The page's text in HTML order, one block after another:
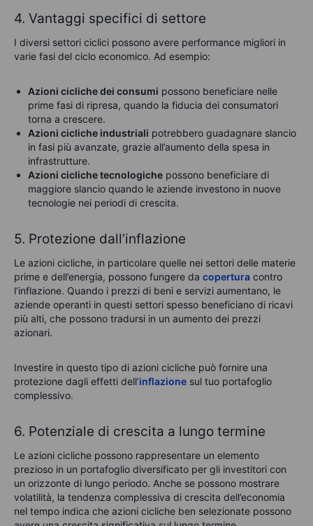
4. Vantaggi specifici di settore
I diversi settori ciclici possono avere performance migliori in
varie fasi del ciclo economico. Ad esempio:
Azioni cicliche dei consumi possono beneficiare nelle
prime fasi di ripresa, quando la fiducia dei consumatori
torna a crescere.
Azioni cicliche industriali potrebbero guadagnare slancio
in fasi più avanzate, grazie all’aumento della spesa in
infrastrutture.
Azioni cicliche tecnologiche possono beneficiare di
maggiore slancio quando le aziende investono in nuove
tecnologie nei periodi di crescita.
5. Protezione dall’inflazione
Le azioni cicliche, in particolare quelle nei settori delle materie
prime e dell’energia, possono fungere da copertura contro
l’inflazione. Quando i prezzi di beni e servizi aumentano, le
aziende operanti in questi settori spesso beneficiano di ricavi
più alti, che possono tradursi in un aumento dei prezzi
azionari.
Investire in questo tipo di azioni cicliche può fornire una
protezione dagli effetti dell’inflazione sul tuo portafoglio
complessivo.
6. Potenziale di crescita a lungo termine
Le azioni cicliche possono rappresentare un elemento
prezioso in un portafoglio diversificato per gli investitori con
un orizzonte di lungo periodo. Anche se possono mostrare
volatilità, la tendenza complessiva di crescita dell’economia
nel tempo indica che azioni cicliche ben selezionate possono